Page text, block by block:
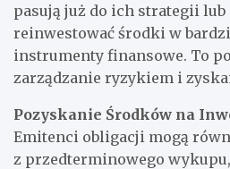
pasują już do ich strategii
reinwestować środki w
instrumenty finansowe. To
zarządzanie ryzykiem i
Pozyskanie Środków na
Emitenci obligacji mogą
z przedterminowego